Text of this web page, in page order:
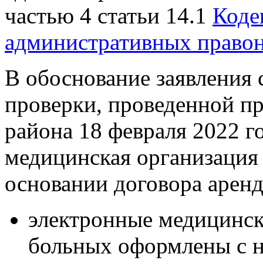
частью 4 статьи 14.1
административных
В обоснование заявления
проверки, проведенной
района 18 февраля 2022
медицинская
основании договора
электронные
больных оформлены с